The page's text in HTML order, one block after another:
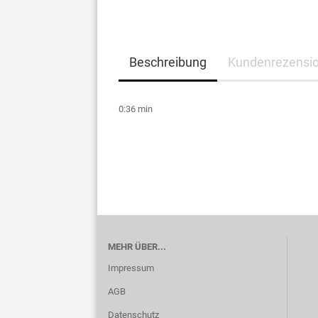
Beschreibung
0:36 min
MEHR ÜBER...
Impressum
AGB
Datenschutz